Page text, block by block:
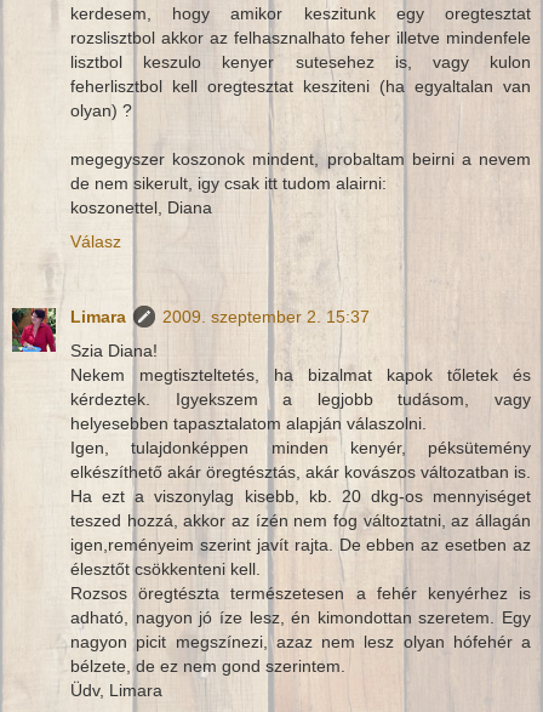
kerdesem, hogy amikor keszitunk egy oregtesztat
rozslisztbol akkor az felhasznalhato feher illetve mindenfele
lisztbol keszulo kenyer sutesehez is, vagy kulon
feherlisztbol kell oregtesztat kesziteni (ha egyaltalan van
olyan) ?
megegyszer koszonok mindent, probaltam beirni a nevem
de nem sikerult, igy csak itt tudom alairni:
koszonettel, Diana
Válasz
Limara
2009. szeptember 2. 15:37
Szia Diana!
Nekem megtiszteltetés, ha bizalmat kapok tőletek és
kérdeztek. Igyekszem a legjobb tudásom, vagy
helyesebben tapasztalatom alapján válaszolni.
Igen, tulajdonképpen minden kenyér, péksütemény
elkészíthető akár öregtésztás, akár kovászos változatban is.
Ha ezt a viszonylag kisebb, kb. 20 dkg-os mennyiséget
teszed hozzá, akkor az ízén nem fog változtatni, az állagán
igen,reményeim szerint javít rajta. De ebben az esetben az
élesztőt csökkenteni kell.
Rozsos öregtészta természetesen a fehér kenyérhez is
adható, nagyon jó íze lesz, én kimondottan szeretem. Egy
nagyon picit megszínezi, azaz nem lesz olyan hófehér a
bélzete, de ez nem gond szerintem.
Üdv, Limara